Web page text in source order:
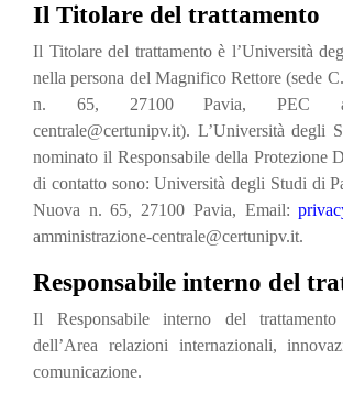
Il Titolare del trattamento
Il Titolare del trattamento è l’Università
nella persona del Magnifico Rettore (sede
n. 65, 27100 Pavia, PEC
centrale@certunipv.it). L’Università degli
nominato il Responsabile della Protezione
di contatto sono: Università degli Studi di
Nuova n. 65, 27100 Pavia, Email:
amministrazione-centrale@certunipv.it.
Responsabile interno del
Il Responsabile interno del
dell’Area relazioni internazionali,
comunicazione.